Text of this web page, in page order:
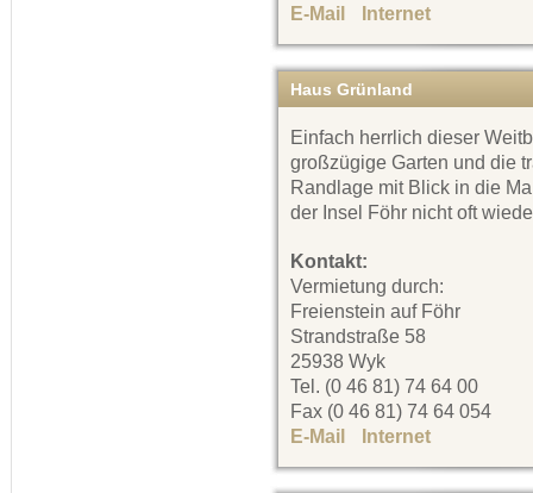
E-Mail Internet
Haus Grünland
Einfach herrlich dieser
großzügige Garten und die
Randlage mit Blick in die
der Insel Föhr nicht oft
Kontakt:
Vermietung durch:
Freienstein auf Föhr
Strandstraße 58
25938 Wyk
Tel. (0 46 81) 74 64 00
Fax (0 46 81) 74 64 054
E-Mail
Internet